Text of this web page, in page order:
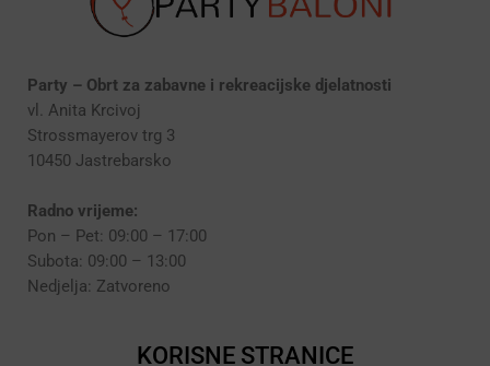
Party – Obrt za zabavne i rekreacijske djelatnosti
vl. Anita Krcivoj
Strossmayerov trg 3
10450 Jastrebarsko
Radno vrijeme:
Pon – Pet: 09:00 – 17:00
Subota: 09:00 – 13:00
Nedjelja: Zatvoreno
KORISNE STRANICE